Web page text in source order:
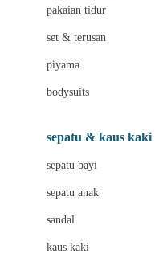
Beauty Barn
Bio Oil
Biolane
Bizzi Growin
pakaian tidur
set & terusan
piyama
bodysuits
sepatu & kaus kaki
sepatu bayi
sepatu anak
sandal
kaus kaki